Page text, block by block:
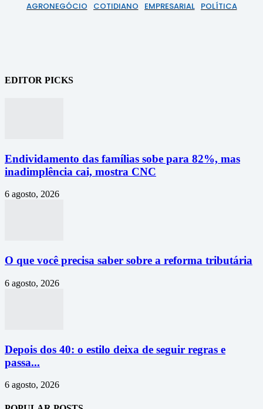
AGRONEGÓCIO
COTIDIANO EMPRESARIAL POLÍTICA
EDITOR PICKS
Endividamento das famílias sobe para 82%, mas
inadimplência cai, mostra CNC
6 agosto, 2026
O que você precisa saber sobre a reforma tributária
6 agosto, 2026
Depois dos 40: o estilo deixa de seguir regras e
passa...
6 agosto, 2026